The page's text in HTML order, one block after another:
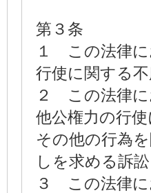
第３条
１ この法律に
行使に関する不
２ この法律に
他公権力の行
その他の行為
しを求める訴訟
３ この法律に